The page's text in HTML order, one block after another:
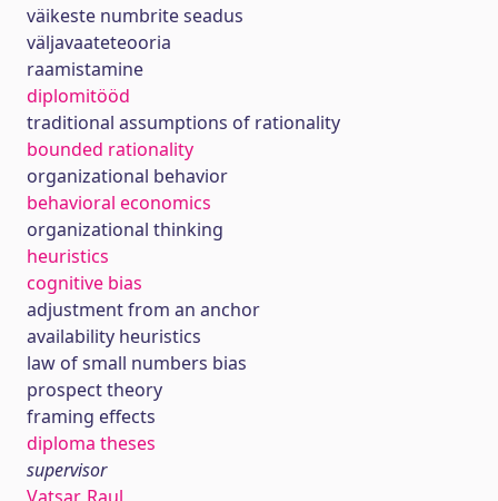
väikeste numbrite seadus
väljavaateteooria
raamistamine
diplomitööd
traditional assumptions of rationality
bounded rationality
organizational behavior
behavioral economics
organizational thinking
heuristics
cognitive bias
adjustment from an anchor
availability heuristics
law of small numbers bias
prospect theory
framing effects
diploma theses
supervisor